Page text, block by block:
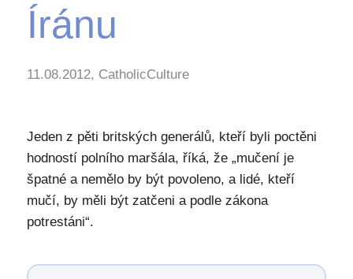
Íránu
11.08.2012, CatholicCulture
Jeden z pěti britských generálů, kteří byli poctěni
hodností polního maršála, říká, že „mučení je
špatné a nemělo by být povoleno, a lidé, kteří
mučí, by měli být zatčeni a podle zákona
potrestáni“.